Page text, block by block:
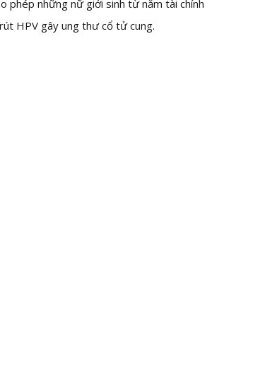
phép những nữ giới sinh từ năm tài chính
HPV gây ung thư cổ tử cung.